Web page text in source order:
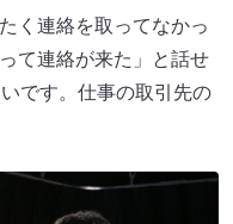
く連絡を取ってなかっ
て連絡が来た」と話せ
です。仕事の取引先の